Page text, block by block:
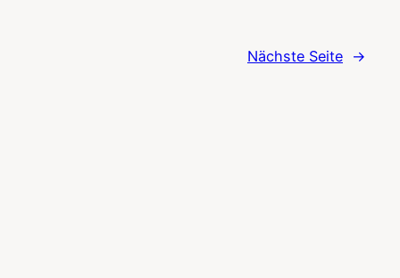
Nächste Seite →